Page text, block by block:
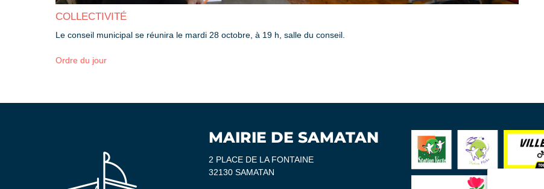
COLLECTIVITÉ
Le conseil municipal se réunira le mardi 28 octobre, à 19 h, salle du conseil.
Ordre du jour
MAIRIE DE SAMATAN
2 PLACE DE LA FONTAINE
32130 SAMATAN